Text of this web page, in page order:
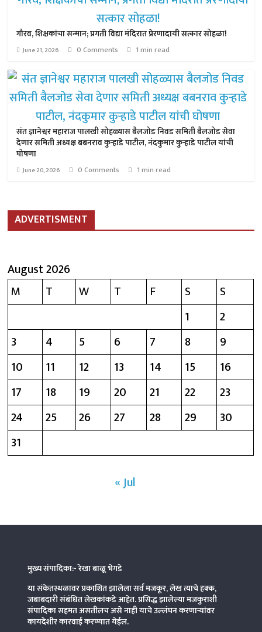
गौरव, शिक्षकांचा सन्मान; प्रगती विद्या मंदिरात प्रेरणादायी सत्कार सोहळा!
June 21, 2026 0 Comments 1 min read
संत ज्ञानेश्वर महाराज पालखी सोहळ्यास बैलजोड निवड समिती बैलजोड सेवा
देणार समिती अध्यक्ष बबनराव कुऱ्हाडे पाटील, नंदकुमार कुऱ्हाडे पाटील यांची
घोषणा
June 20, 2026 0 Comments 1 min read
ADVERTISMENT
August 2026
M
T W T F S
S
1
2
3
4 5 6 7 8
9
10
11 12 13 14 15
16
17
18 19 20 21 22
23
24
25 26 27 28 29
30
31
« Jul
मुख्य संपादिका:- रेखा बाळू भेगडे
या संकेतस्थळावर प्रकाशित झालेला सर्व मजकूर, लेख त्याचे हक्क,
जबाबदारी संबंधित लेखकांकडे आहेत. प्रसिद्ध झालेल्या मजकुराशी
संपादिकासहमत असतीलच असे नाही याचे उल्लंघन करणाऱ्यांवर
कायदेशीर कारवाई करण्यात येईल.